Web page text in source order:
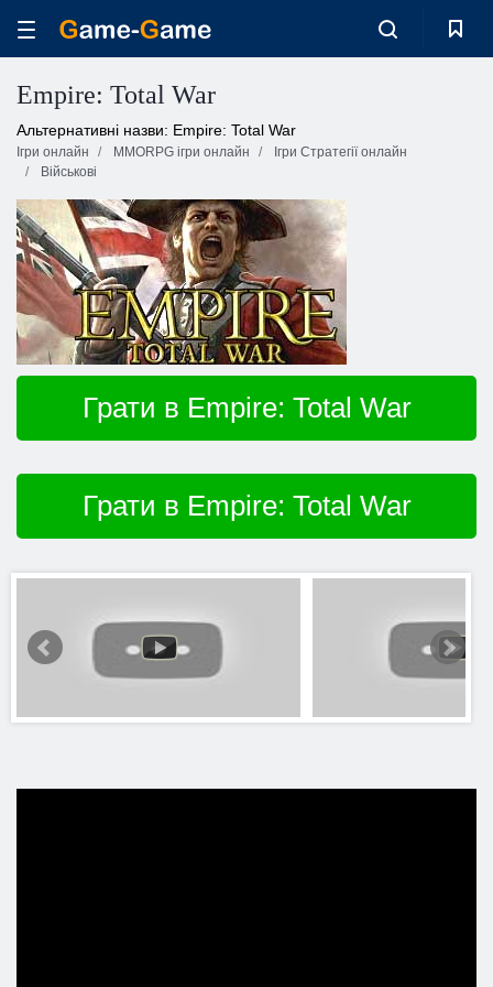
Empire: Total War
Альтернативні назви: Empire: Total War
Ігри онлайн MMORPG ігри онлайн
Ігри Стратегії онлайн
Військові
Грати в Empire: Total War
Грати в Empire: Total War